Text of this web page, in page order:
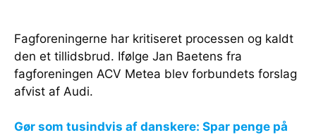
Fagforeningerne har kritiseret processen og kaldt
den et tillidsbrud. Ifølge Jan Baetens fra
fagforeningen ACV Metea blev forbundets forslag
afvist af Audi.
Gør som tusindvis af danskere: Spar penge på